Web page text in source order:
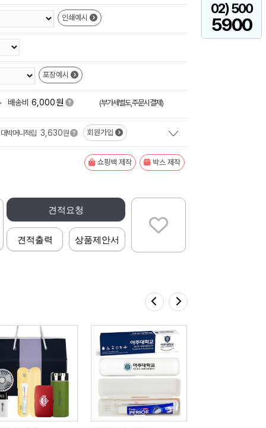
02) 500
5900
인쇄예시
포장예시
배송비 6,000원 (부가세별도,주문시결제)
대박머니적립 3,630원 회원가입
쇼핑백 제작 박스 제작
견적요청
견적출력 상품제안서